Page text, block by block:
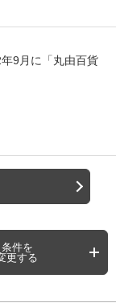
9月に「丸由百貨
条件を
更する